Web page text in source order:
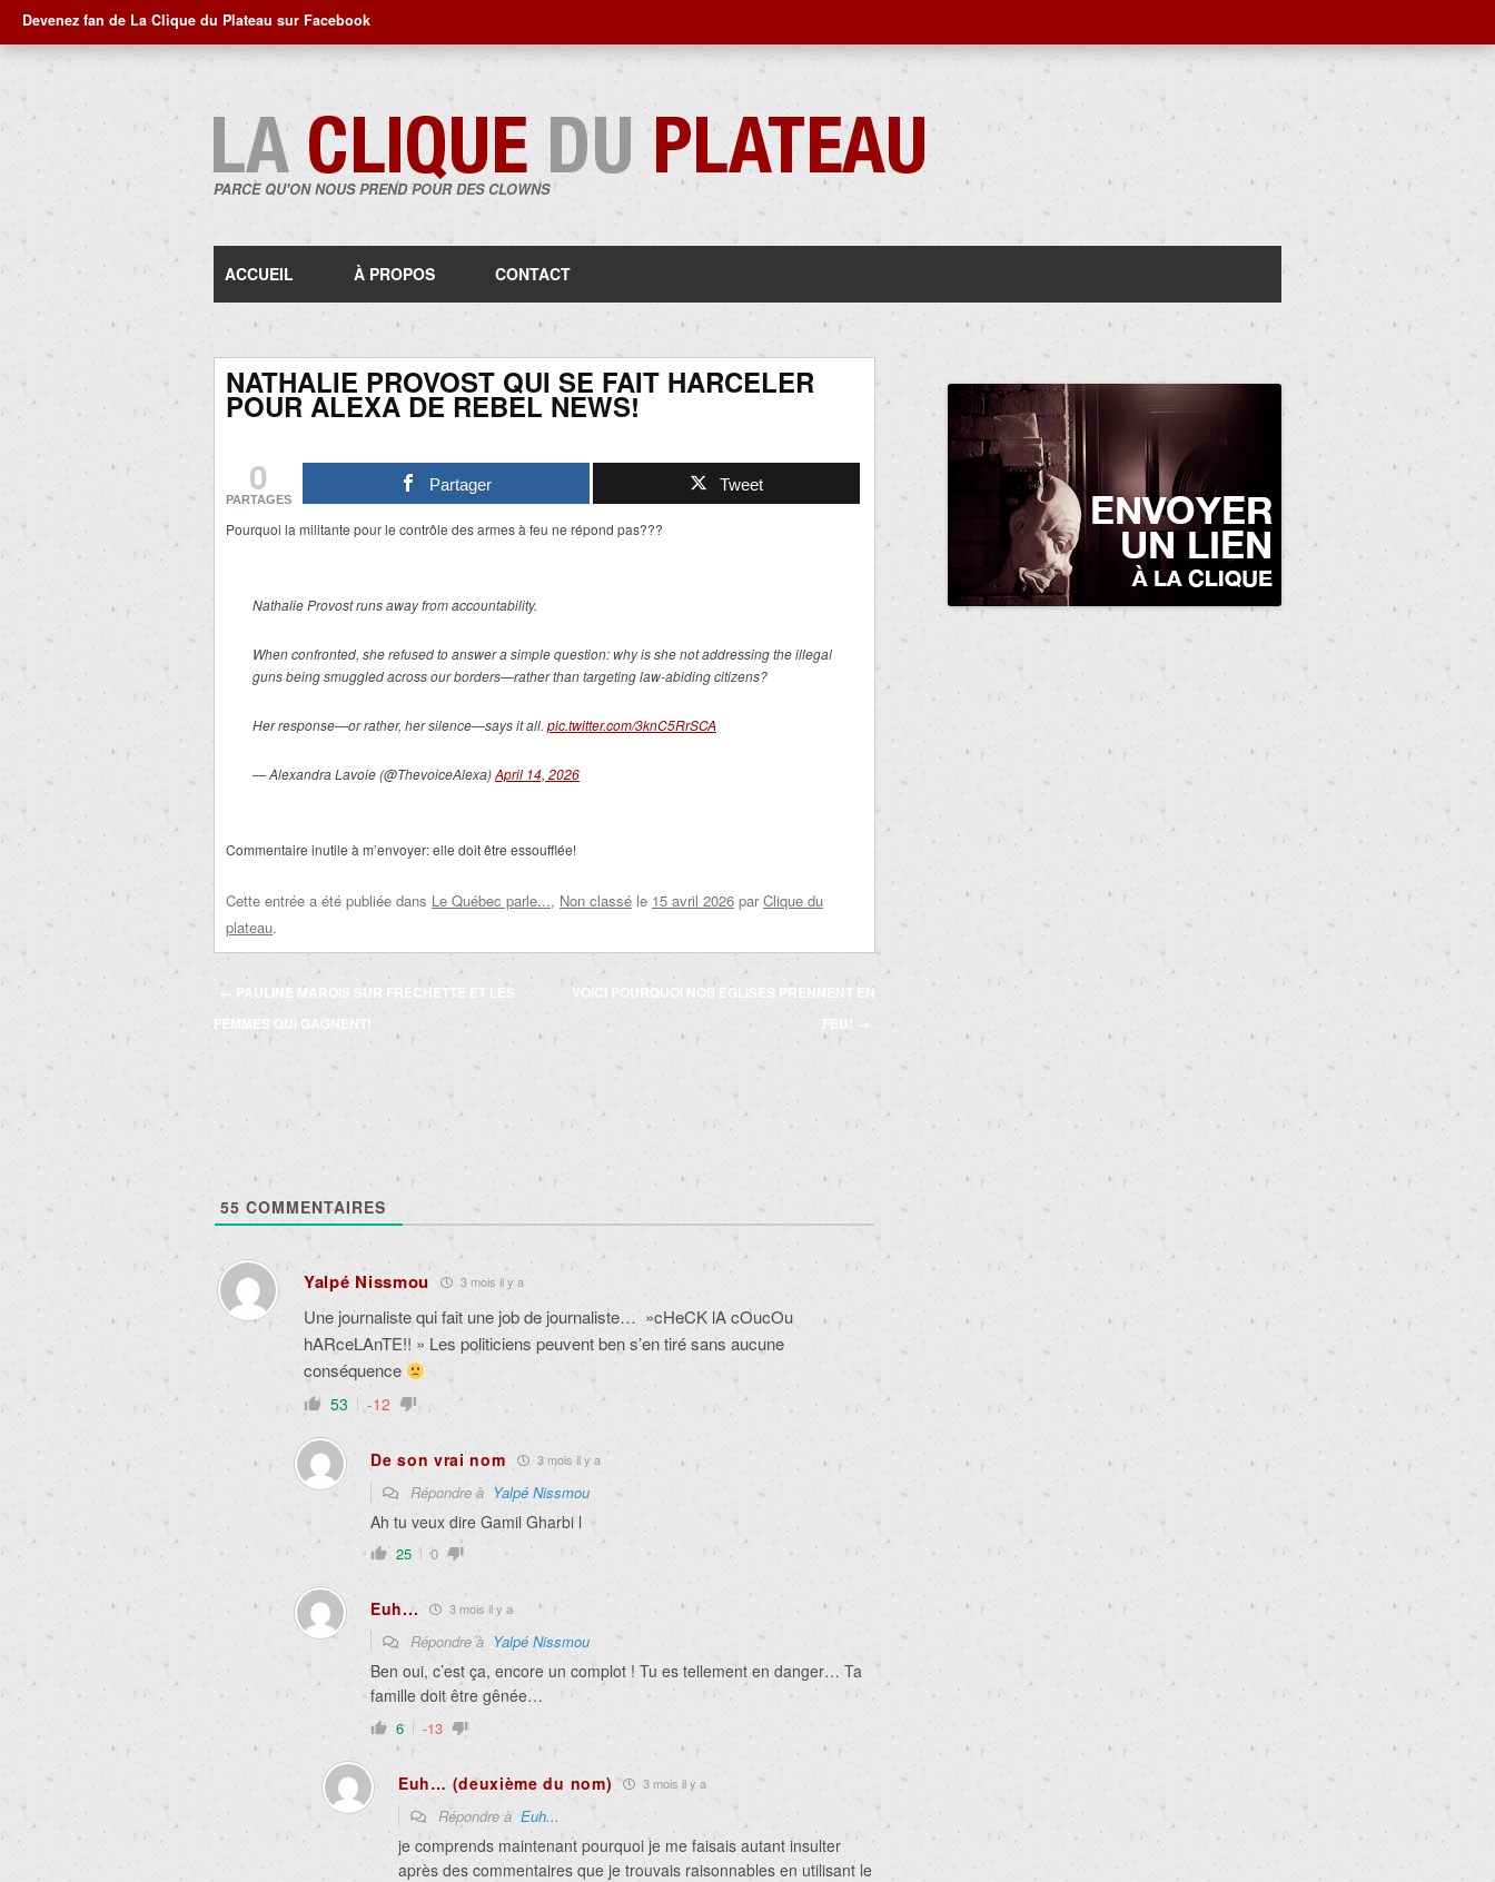
Devenez fan de La Clique du Plateau sur Facebook
PARCE QU'ON NOUS PREND POUR DES CLOWNS
au
ACCUEIL À PROPOS CONTACT
NATHALIE PROVOST QUI SE FAIT HARCELER
POUR ALEXA DE REBEL NEWS!
0
PARTAGES
Partager Tweet
Pourquoi la militante pour le contrôle des armes à feu ne répond pas???
Nathalie Provost runs away from accountability.
When confronted, she refused to answer a simple question: why is she not addressing the illegal
guns being smuggled across our borders—rather than targeting law-abiding citizens?
Her response—or rather, her silence—says it all. pic.twitter.com/3knC5RrSCA
— Alexandra Lavoie (@ThevoiceAlexa)April 14, 2026
Commentaire inutile à m’envoyer: elle doit être essoufflée!
Cette entrée a été publiée dans Le Québec parle..., Non classé le 15 avril 2026 par Clique du
plateau.
Navigation
des
← PAULINE MAROIS SUR FRÉCHETTE ET LES
FEMMES QUI GAGNENT!
VOICI POURQUOI NOS ÉGLISES PRENNENT EN
FEU!
→
55 COMMENTAIRES
Yalpé Nissmou 3 mois il y a
Une journaliste qui fait une job de journaliste… »cHeCK lA cOucOu
hARceLAnTE!! » Les politiciens peuvent ben s’en tiré sans aucune
conséquence
53 -12
De son vrai nom 3 mois il y a
Répondre à Yalpé Nissmou
Ah tu veux dire Gamil Gharbi l
25 0
Euh... 3 mois il y a
Répondre à Yalpé Nissmou
Ben oui, c’est ça, encore un complot ! Tu es tellement en danger… Ta
famille doit être gênée…
6 -13
Euh… (deuxième du nom) 3 mois il y a
Répondre à Euh...
je comprends maintenant pourquoi je me faisais autant insulter
après des commentaires que je trouvais raisonnables en utilisant le